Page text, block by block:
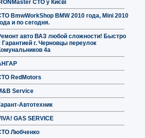
IRONMaster СТО у Києві
BmwWorkShop BMW 2010 года, Mini 2010
и по сегодня.
авто ВАЗ любой сложности! Быстро
Гарантией г. Черновцы переулок
4а
RedMotors
Service
Автотехник
GAS SERVICE
Любченко